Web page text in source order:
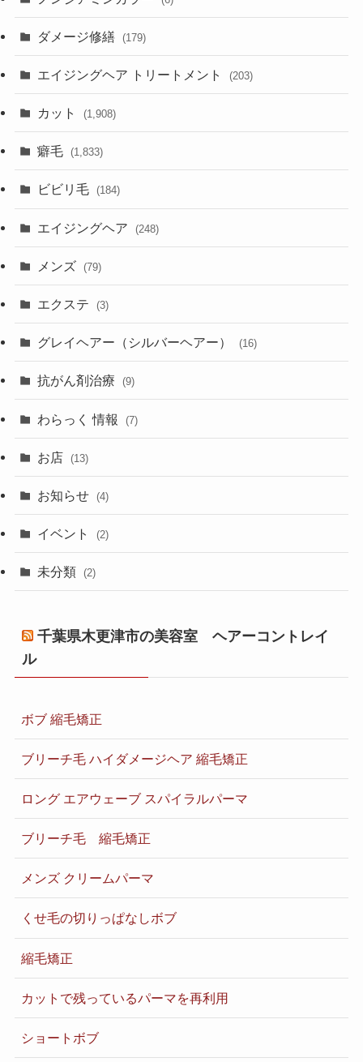
ダメージ修繕 (179)
エイジングヘア トリートメント (203)
カット (1,908)
癖毛 (1,833)
ビビリ毛 (184)
エイジングヘア (248)
メンズ (79)
エクステ (3)
グレイヘアー（シルバーヘアー） (16)
抗がん剤治療 (9)
わらっく 情報 (7)
お店 (13)
お知らせ (4)
イベント (2)
未分類 (2)
千葉県木更津市の美容室 ヘアーコントレイ
ル
ボブ 縮毛矯正
ブリーチ毛 ハイダメージヘア 縮毛矯正
ロング エアウェーブ スパイラルパーマ
ブリーチ毛 縮毛矯正
メンズ クリームパーマ
くせ毛の切りっぱなしボブ
縮毛矯正
カットで残っているパーマを再利用
ショートボブ